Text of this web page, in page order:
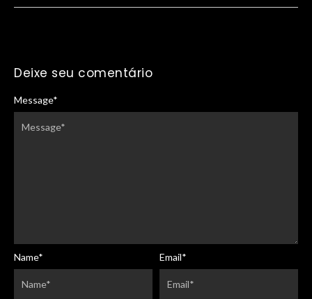
Deixe seu comentário
Message*
Name* Email*